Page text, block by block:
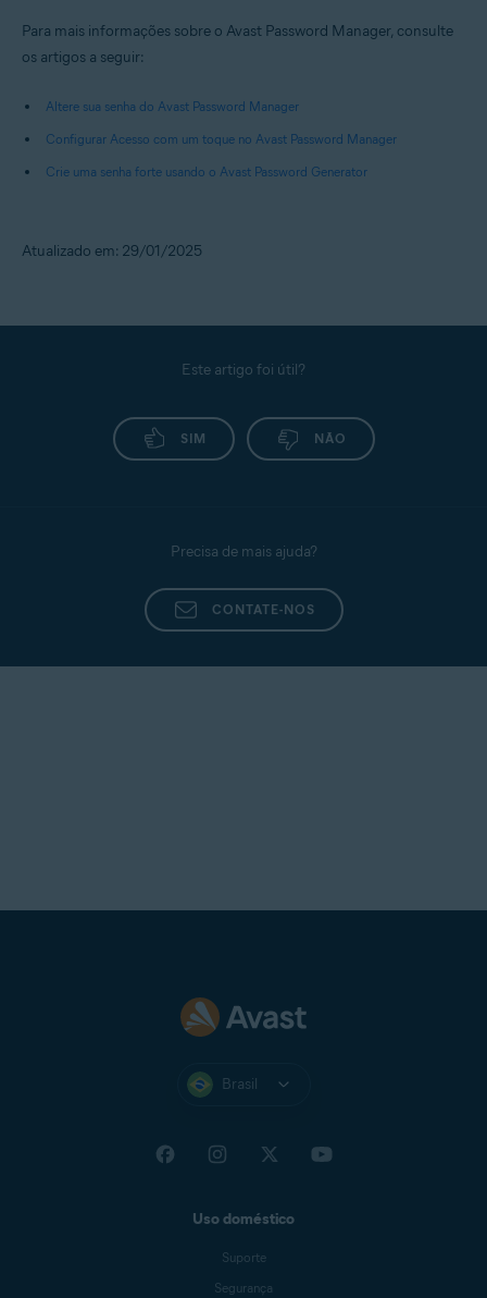
Para mais informações sobre o Avast Password Manager, consulte
os artigos a seguir:
Altere sua senha do Avast Password Manager
Configurar Acesso com um toque no Avast Password Manager
Crie uma senha forte usando o Avast Password Generator
Atualizado em: 29/01/2025
Este artigo foi útil?
SIM NÃO
Precisa de mais ajuda?
CONTATE-NOS
Brasil
Uso doméstico
Suporte
Segurança